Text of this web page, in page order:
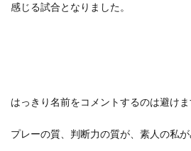
感じる試合となりました。
はっきり名前をコメントするのは避け
プレーの質、判断力の質が、素人の私が